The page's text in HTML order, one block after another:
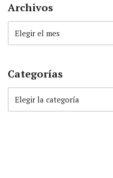
Archivos
Categorías